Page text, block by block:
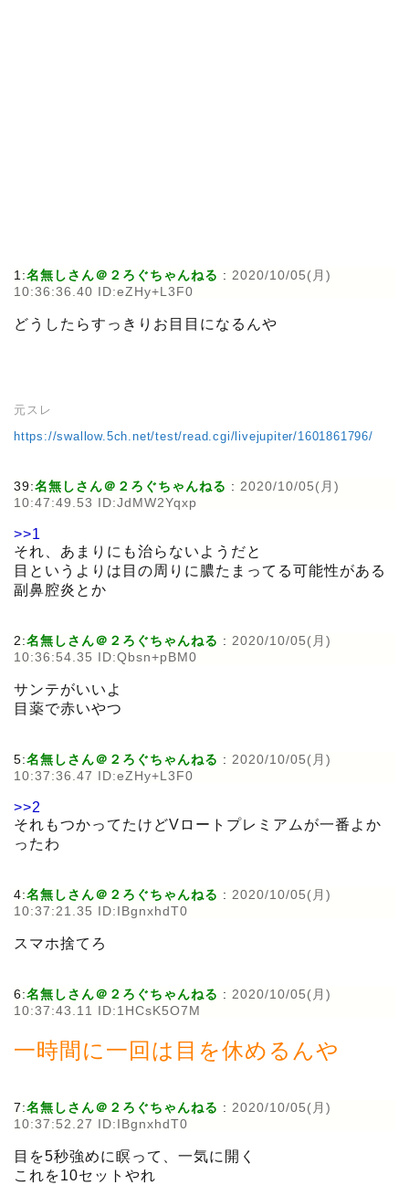
1:名無しさん＠２ろぐちゃんねる : 2020/10/05(月)
10:36:36.40 ID:eZHy+L3F0
どうしたらすっきりお目目になるんや
元スレ
https://swallow.5ch.net/test/read.cgi/livejupiter/1601861796/
39:名無しさん＠２ろぐちゃんねる : 2020/10/05(月)
10:47:49.53 ID:JdMW2Yqxp
>>1
それ、あまりにも治らないようだと
目というよりは目の周りに膿たまってる可能性がある
副鼻腔炎とか
2:名無しさん＠２ろぐちゃんねる : 2020/10/05(月)
10:36:54.35 ID:Qbsn+pBM0
サンテがいいよ
目薬で赤いやつ
5:名無しさん＠２ろぐちゃんねる : 2020/10/05(月)
10:37:36.47 ID:eZHy+L3F0
>>2
それもつかってたけどVロートプレミアムが一番よか
ったわ
4:名無しさん＠２ろぐちゃんねる : 2020/10/05(月)
10:37:21.35 ID:IBgnxhdT0
スマホ捨てろ
6:名無しさん＠２ろぐちゃんねる : 2020/10/05(月)
10:37:43.11 ID:1HCsK5O7M
一時間に一回は目を休めるんや
7:名無しさん＠２ろぐちゃんねる : 2020/10/05(月)
10:37:52.27 ID:IBgnxhdT0
目を5秒強めに瞑って、一気に開く
これを10セットやれ